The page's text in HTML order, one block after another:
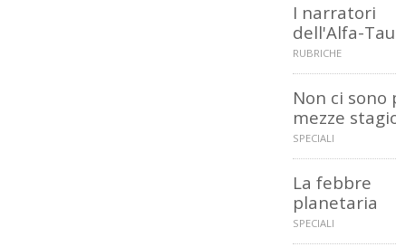
I narratori
dell'Alfa-Tau
RUBRICHE
Non ci sono
mezze
SPECIALI
La febbre
planetaria
SPECIALI